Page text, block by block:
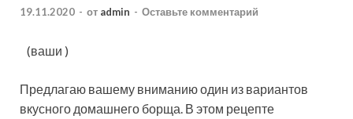
19.11.2020 - от admin - Оставьте комментарий
(ваши )
Предлагаю вашему вниманию один из вариантов
вкусного домашнего борща. В этом рецепте